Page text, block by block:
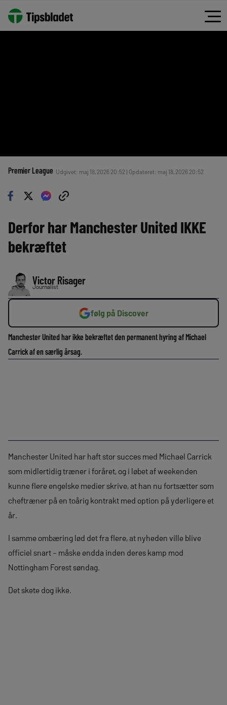
Premier League Udgivet: maj 18, 2026 20:52 | Opdateret: maj 18, 2026 20:52
Derfor har Manchester United IKKE
bekræftet
Victor Risager
Journalist
følg på Discover
Manchester United har ikke bekræftet den permanent hyring af Michael
Carrick af en særlig årsag.
Manchester United har haft stor succes med Michael Carrick
som midlertidig træner i foråret, og i løbet af weekenden
kunne flere engelske medier skrive, at han nu fortsætter som
cheftræner på en toårig kontrakt med option på yderligere et
år.
I samme ombæring lød det fra flere, at nyheden ville blive
officiel snart – måske endda inden deres kamp mod
Nottingham Forest søndag.
Det skete dog ikke.